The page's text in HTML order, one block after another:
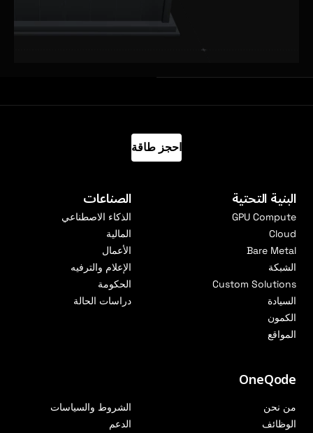
احجز طاقة
البنية التحتية
GPU Compute
Cloud
Bare Metal
الشبكة
Custom Solutions
السيادة
الكمون
المواقع
الصناعات
الذكاء الاصطناعي
المالية
الأعمال
الإعلام والترفيه
الحكومة
دراسات الحالة
OneQode
من نحن
الوظائف
الشروط والسياسات
الدعم